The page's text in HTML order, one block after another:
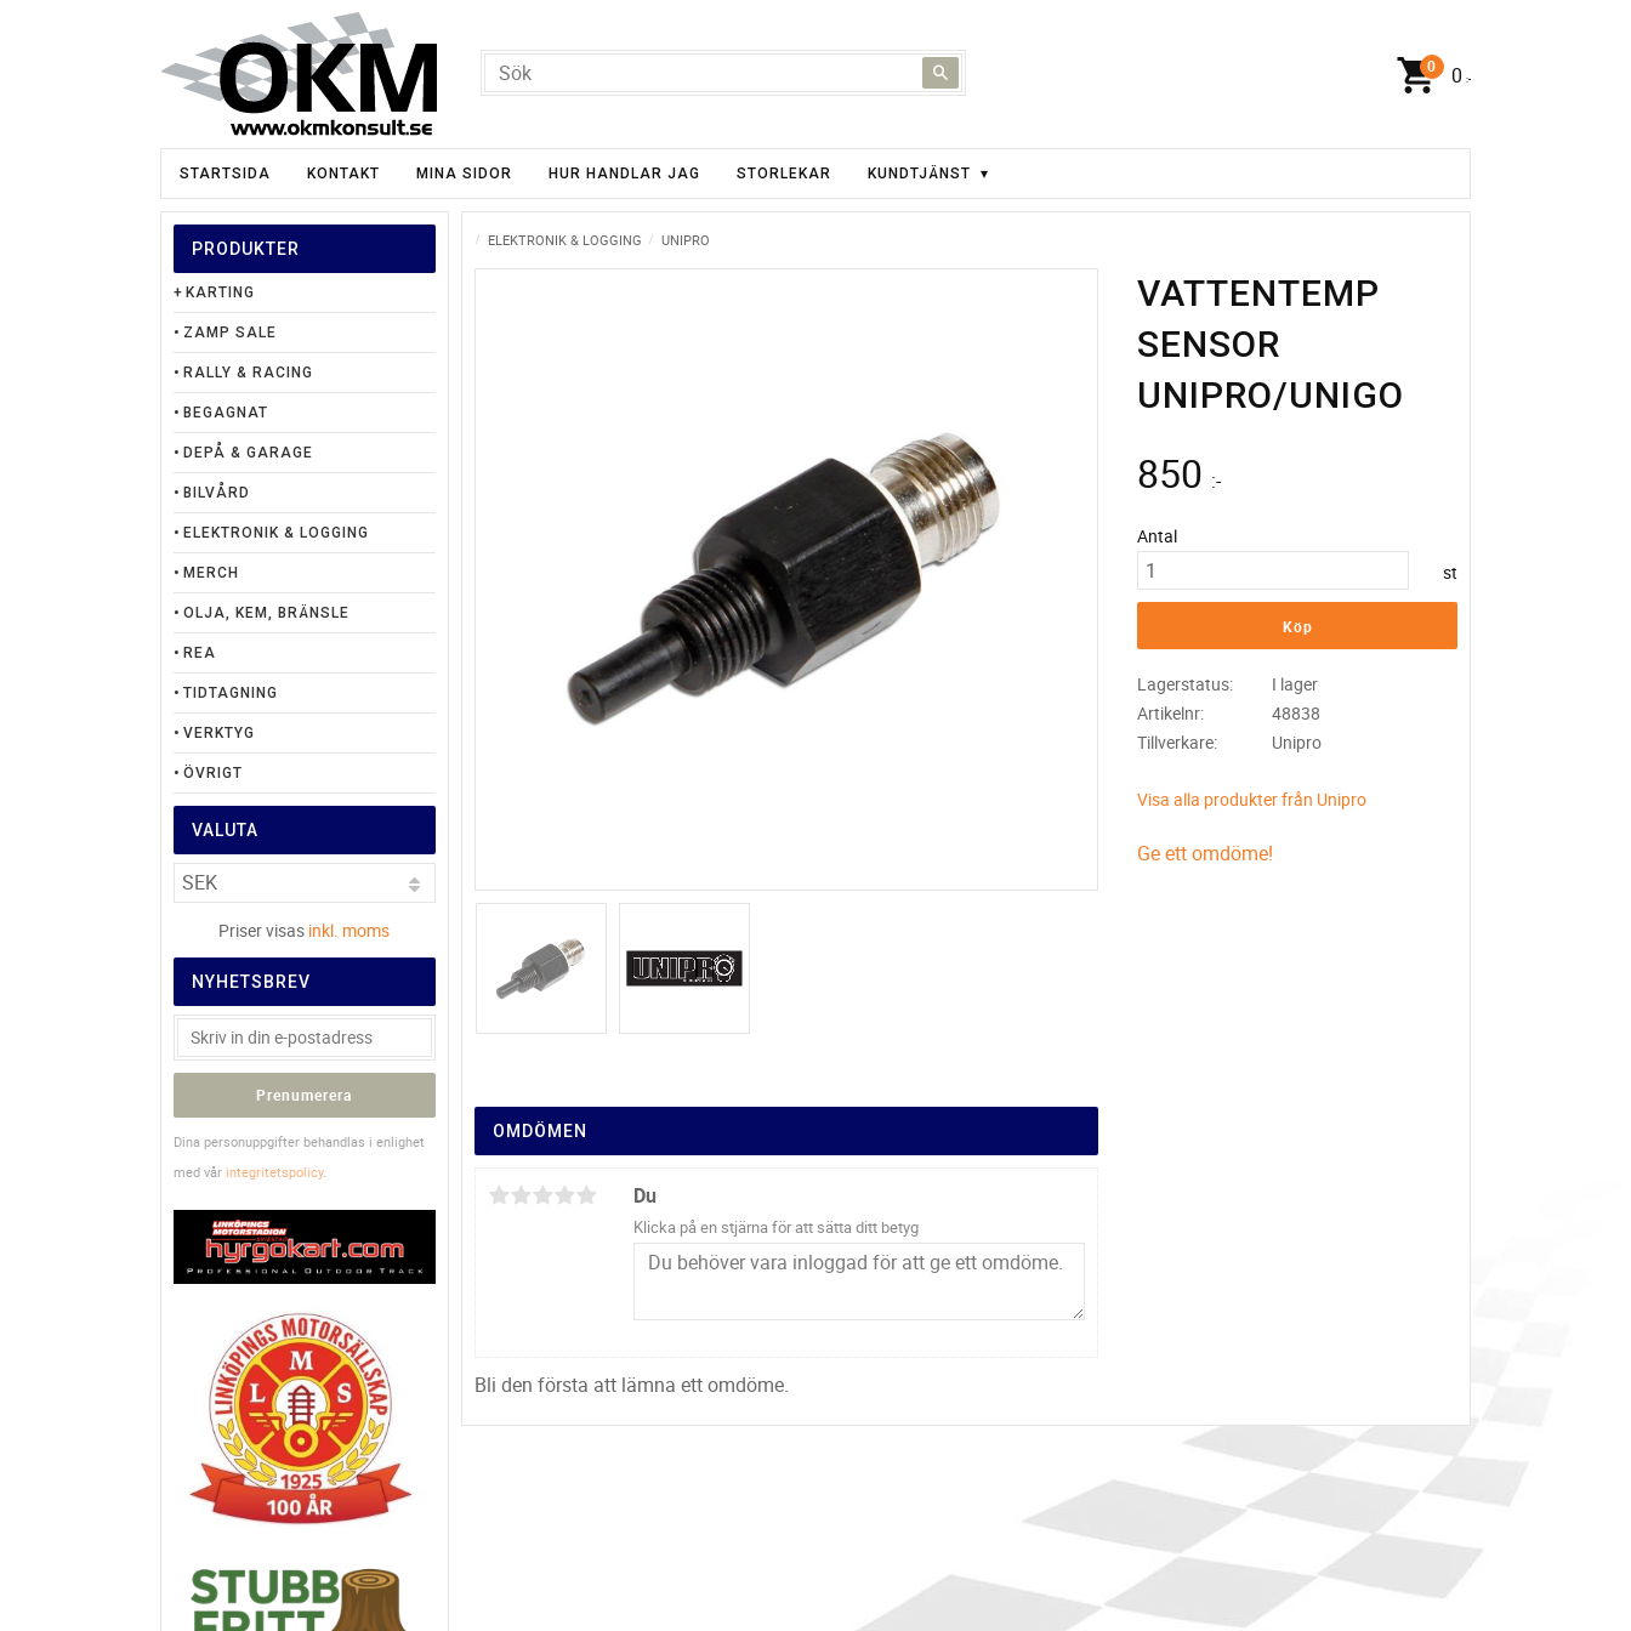
0 :-
STARTSIDA KONTAKT MINA SIDOR HUR HANDLAR JAG STORLEKAR KUNDTJÄNST
ELEKTRONIK & LOGGING UNIPRO
VATTENTEMP
SENSOR
UNIPRO/UNIGO
850 :-
Antal
st
Köp
Lagerstatus
I lager
Artikelnr
48838
Tillverkare
Unipro
Visa alla produkter från Unipro
Ge ett omdöme!
OMDÖMEN
Du
Klicka på en stjärna för att sätta ditt betyg
Bli den första att lämna ett omdöme.
PRODUKTER
KARTING
ZAMP SALE
RALLY & RACING
BEGAGNAT
DEPÅ & GARAGE
BILVÅRD
ELEKTRONIK & LOGGING
MERCH
OLJA, KEM, BRÄNSLE
REA
TIDTAGNING
VERKTYG
ÖVRIGT
VALUTA
Priser visas inkl. moms
NYHETSBREV
Prenumerera
Dina personuppgifter behandlas i enlighet
med vår integritetspolicy.